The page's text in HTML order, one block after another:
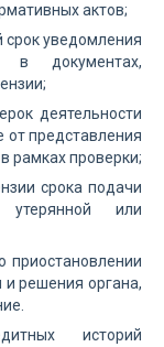
актов;
срок уведомления
в документах,
деятельности
от представления
рамках проверки;
срока подачи
или
приостановлении
и решения органа,
историй